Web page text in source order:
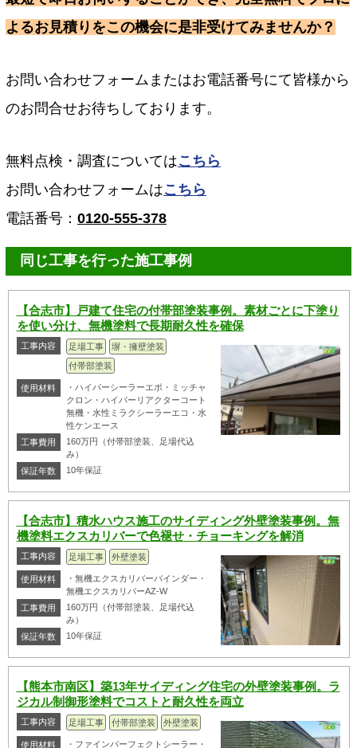
よるお見積りをこの機会に是非受けてみませんか？
お問い合わせフォームまたはお電話番号にて皆様から
のお問合せお待ちしております。
無料点検・調査についてはこちら
お問い合わせフォームはこちら
電話番号： 0120-555-378
同じ工事を行った施工事例
【合志市】戸建て住宅の付帯部塗装事例。素材ごとに下塗り
を使い分け、無機塗料で長期耐久性を確保
工事内容 足場工事
塀・擁壁塗装
付帯部塗装
使用材料
・ハイパーシーラーエポ・ミッチャ
クロン・ハイパーリアクターコート
無機・水性ミラクシーラーエコ・水
性ケンエース
工事費用
160万円（付帯部塗装、足場代込
み）
保証年数
10年保証
【合志市】積水ハウス施工のサイディング外壁塗装事例。無
機塗料エクスカリバーで色褪せ・チョーキングを解消
工事内容 足場工事 外壁塗装
使用材料
・無機エクスカリバーバインダー・
無機エクスカリバーAZ-W
工事費用
160万円（付帯部塗装、足場代込
み）
保証年数
10年保証
【熊本市南区】築13年サイディング住宅の外壁塗装事例。ラ
ジカル制御形塗料でコストと耐久性を両立
工事内容 足場工事 付帯部塗装 外壁塗装
使用材料
・ファインパーフェクトシーラー・